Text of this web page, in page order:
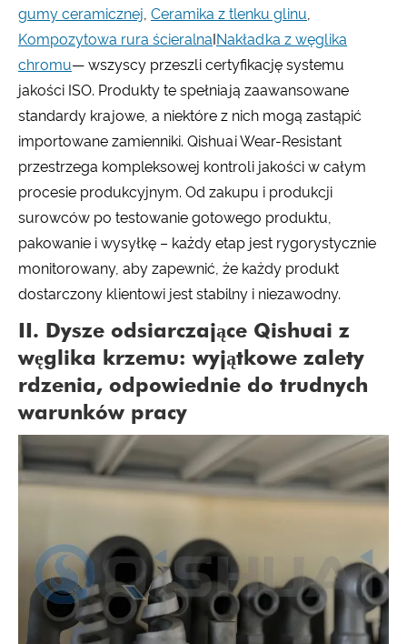
gumy ceramicznej, Ceramika z tlenku glinu,
Kompozytowa rura ścieralnaINakładka z węglika
chromu— wszyscy przeszli certyfikację systemu
jakości ISO. Produkty te spełniają zaawansowane
standardy krajowe, a niektóre z nich mogą zastąpić
importowane zamienniki. Qishuai Wear-Resistant
przestrzega kompleksowej kontroli jakości w całym
procesie produkcyjnym. Od zakupu i produkcji
surowców po testowanie gotowego produktu,
pakowanie i wysyłkę – każdy etap jest rygorystycznie
monitorowany, aby zapewnić, że każdy produkt
dostarczony klientowi jest stabilny i niezawodny.
II. Dysze odsiarczające Qishuai z
węglika krzemu: wyjątkowe zalety
rdzenia, odpowiednie do trudnych
warunków pracy